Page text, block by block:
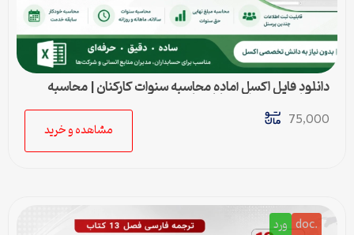
دانلود فایل اکسل آماده محاسبه سنوات کارکنان | محاسبه
75,000
مشاهده و خرید
.doc ورد